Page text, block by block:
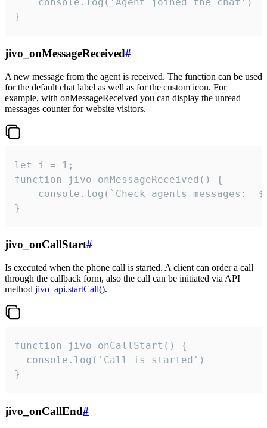
}
jivo_onMessageReceived#
A new message from the agent is received. The function can be used
for the default chat label as well as for the custom icon. For
example, with onMessageReceived you can display the unread
messages counter for website visitors.
let i = 1;
function jivo_onMessageReceived() {
}
jivo_onCallStart#
Is executed when the phone call is started. A client can order a call
through the callback form, also the call can be initiated via API
method jivo_api.startCall().
function jivo_onCallStart() {
  console.log('Call is started')
}
jivo_onCallEnd#